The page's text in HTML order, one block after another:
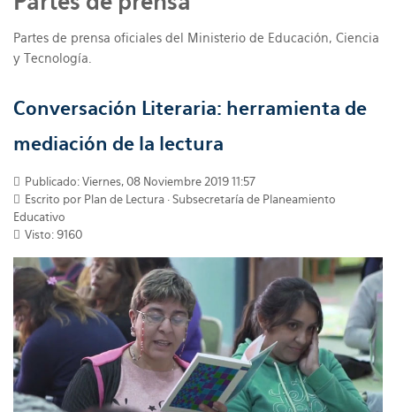
Partes de prensa oficiales del Ministerio de Educación, Ciencia
y Tecnología.
Conversación Literaria: herramienta de
mediación de la lectura
Publicado: Viernes, 08 Noviembre 2019 11:57
Escrito por Plan de Lectura · Subsecretaría de Planeamiento
Educativo
Visto: 9160